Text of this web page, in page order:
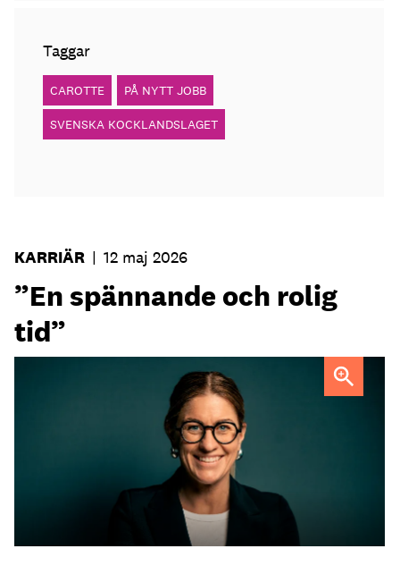
Taggar
CAROTTE PÅ NYTT JOBB
SVENSKA KOCKLANDSLAGET
KARRIÄR | 12 maj 2026
”En spännande och rolig
tid”
FOTO: Johanna Fond